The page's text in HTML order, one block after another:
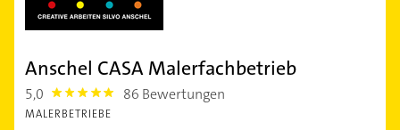
Anschel CASA Malerfachbetrieb
5,0 5.0 86 Bewertungen
MALERBETRIEBE